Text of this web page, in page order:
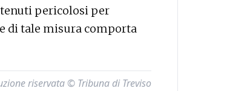
pericolosi per
di tale misura comporta
riservata © Tribuna di Treviso